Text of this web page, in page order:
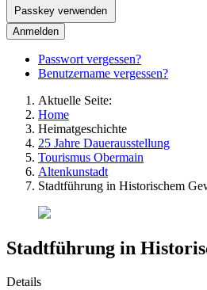
Passkey verwenden
Anmelden
Passwort vergessen?
Benutzername vergessen?
Aktuelle Seite:
Home
Heimatgeschichte
25 Jahre Dauerausstellung
Tourismus Obermain
Altenkunstadt
Stadtführung in Historischem
Stadtführung in
Details